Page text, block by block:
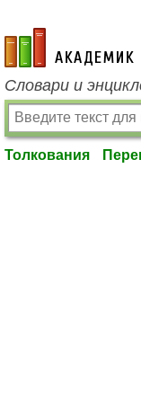
academic.ru
Словари и
Толкования